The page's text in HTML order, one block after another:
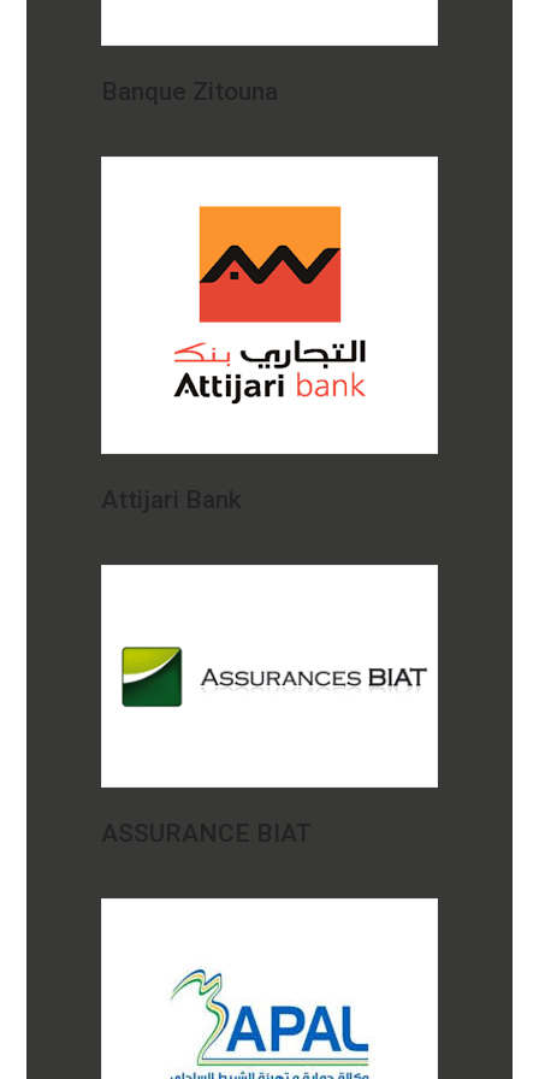
Banque Zitouna
Attijari Bank
ASSURANCE BIAT